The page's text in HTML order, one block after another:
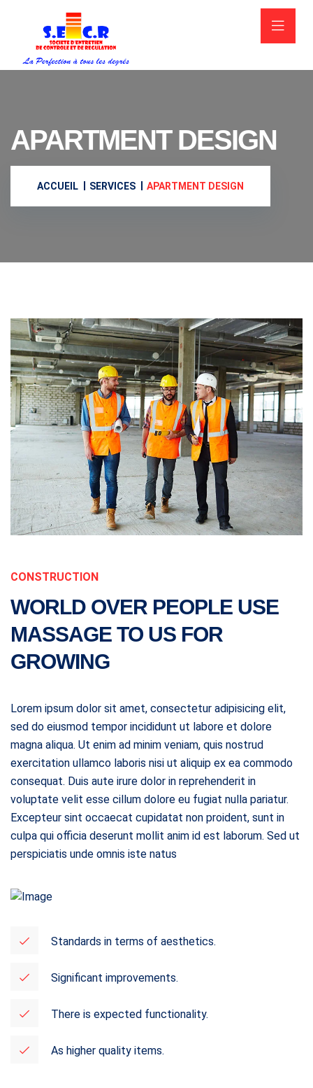
APARTMENT DESIGN
ACCUEIL SERVICES APARTMENT DESIGN
CONSTRUCTION
WORLD OVER PEOPLE USE
MASSAGE TO US FOR
GROWING
Lorem ipsum dolor sit amet, consectetur adipisicing elit,
sed do eiusmod tempor incididunt ut labore et dolore
magna aliqua. Ut enim ad minim veniam, quis nostrud
exercitation ullamco laboris nisi ut aliquip ex ea commodo
consequat. Duis aute irure dolor in reprehenderit in
voluptate velit esse cillum dolore eu fugiat nulla pariatur.
Excepteur sint occaecat cupidatat non proident, sunt in
culpa qui officia deserunt mollit anim id est laborum. Sed ut
perspiciatis unde omnis iste natus
Standards in terms of aesthetics.
Significant improvements.
There is expected functionality.
As higher quality items.